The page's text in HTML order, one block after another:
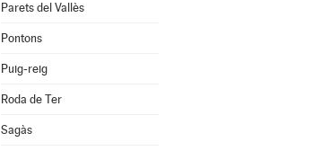
Parets del Vallès
Pontons
Puig-reig
Roda de Ter
Sagàs